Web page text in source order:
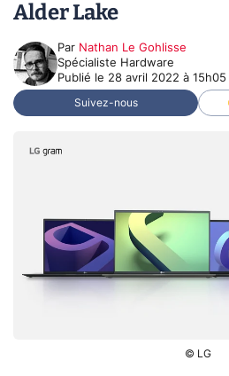
Alder Lake
Par Nathan Le Gohlisse
Spécialiste Hardware
Publié le 28 avril 2022 à 15h05
Suivez-nous
© LG